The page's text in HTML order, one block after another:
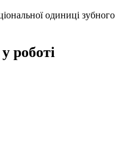
одиниці зубного
роботі